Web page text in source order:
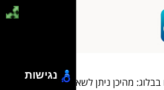
מהיכן ניתן לשאוב השראה?
נגישות